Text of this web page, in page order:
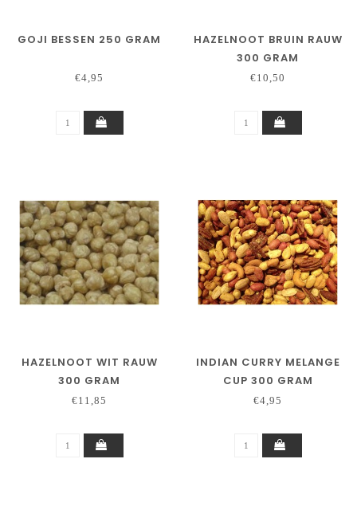
GOJI BESSEN 250 GRAM
€4,95
HAZELNOOT BRUIN RAUW
300 GRAM
€10,50
HAZELNOOT WIT RAUW
300 GRAM
€11,85
INDIAN CURRY MELANGE
CUP 300 GRAM
€4,95